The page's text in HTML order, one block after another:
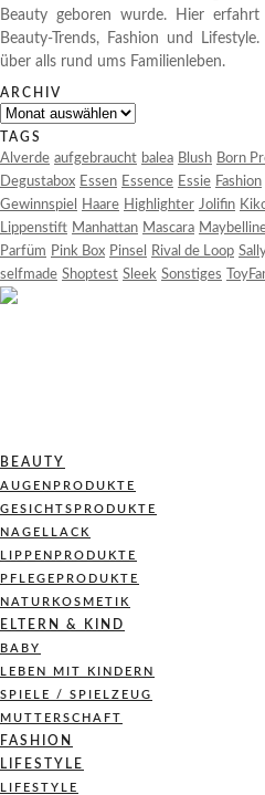
Beauty geboren wurde. Hier
Beauty-Trends, Fashion und
über alls rund ums Familienleben.
ARCHIV
Archiv
TAGS
Alverde aufgebraucht balea Blush Born
Degustabox Essen Essence Essie Fashion
Gewinnspiel
Haare Highlighter Jolifin
Lippenstift Manhattan Mascara
Parfüm Pink Box Pinsel Rival de Loop
selfmade Shoptest Sleek Sonstiges
BEAUTY
AUGENPRODUKTE
GESICHTSPRODUKTE
NAGELLACK
LIPPENPRODUKTE
PFLEGEPRODUKTE
NATURKOSMETIK
ELTERN & KIND
BABY
LEBEN MIT KINDERN
SPIELE / SPIELZEUG
MUTTERSCHAFT
FASHION
LIFESTYLE
LIFESTYLE